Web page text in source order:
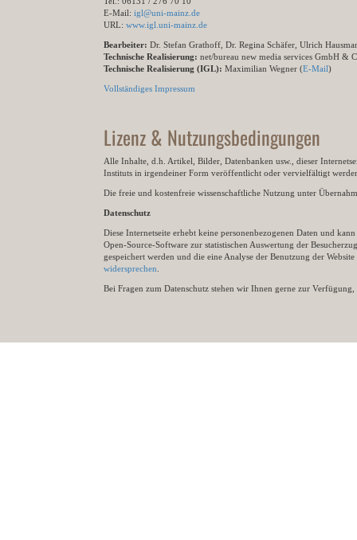
E-Mail: igl@uni-mainz.de
URL: www.igl.uni-mainz.de
Bearbeiter: Dr. Stefan Grathoff, Dr. Regina Schäfer, Ulrich
Technische Realisierung: net/bureau new media services GmbH &
Technische Realisierung (IGL): Maximilian Wegner (E-Mail)
Vollständiges Impressum
Lizenz & Nutzungsbedingungen
Alle Inhalte, d.h. Artikel, Bilder, Datenbanken usw., dieser
Instituts in irgendeiner Form veröffentlicht oder vervielfältigt
Die freie und kostenfreie wissenschaftliche Nutzung unter
Datenschutz
Diese Internetseite erhebt keine personenbezogenen Daten und
Open-Source-Software zur statistischen Auswertung der
gespeichert werden und die eine Analyse der Benutzung der
widersprechen
Bei Fragen zum Datenschutz stehen wir Ihnen gerne zur